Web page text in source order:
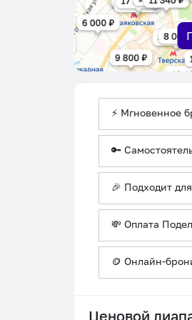
⚡ Мгновенное
🔑
🎉 Подходит
💸 Оплата
🪙 Онлайн-
Ценовой